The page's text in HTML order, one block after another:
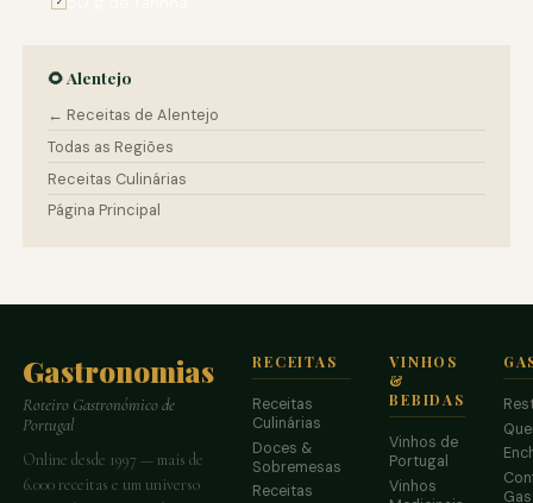
🌻 Alentejo
← Receitas de Alentejo
Todas as Regiões
Receitas Culinárias
Página Principal
Gastronomias
Roteiro Gastronómico de
Portugal
Online desde 1997 — mais de
6.000 receitas e um universo
RECEITAS
Receitas
Culinárias
Doces &
Sobremesas
Receitas
VINHOS
&
BEBIDAS
Vinhos de
Portugal
Vinhos